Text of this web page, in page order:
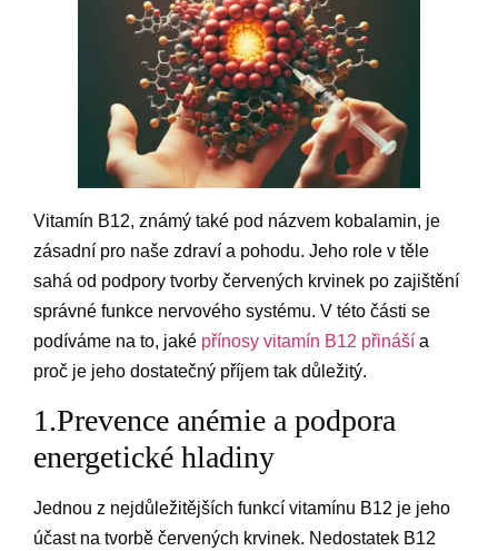
Vitamín B12, známý také pod názvem kobalamin, je
zásadní pro naše zdraví a pohodu. Jeho role v těle
sahá od podpory tvorby červených krvinek po zajištění
správné funkce nervového systému. V této části se
podíváme na to, jaké přínosy vitamín B12 přináší a
proč je jeho dostatečný příjem tak důležitý.
1.Prevence anémie a podpora
energetické hladiny
Jednou z nejdůležitějších funkcí vitamínu B12 je jeho
účast na tvorbě červených krvinek. Nedostatek B12